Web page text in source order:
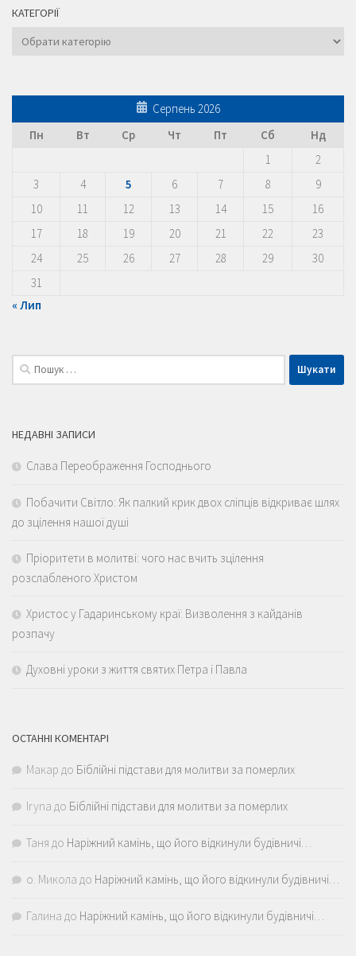
КАТЕГОРІЇ
Категорії
Серпень 2026
Пн
Вт Ср Чт Пт Сб
Нд
1
2
3
4 5 6 7 8
9
10
11 12 13 14 15
16
17
18 19 20 21 22
23
24
25 26 27 28 29
30
31
« Лип
Пошук:
НЕДАВНІ ЗАПИСИ
Слава Переображення Господнього
Побачити Світло: Як палкий крик двох сліпців відкриває шлях
до зцілення нашої душі
Пріоритети в молитві: чого нас вчить зцілення
розслабленого Христом
Христос у Гадаринському краї: Визволення з кайданів
розпачу
Духовні уроки з життя святих Петра і Павла
ОСТАННІ КОМЕНТАРІ
Макар до Біблійні підстави для молитви за померлих
Iryna до Біблійні підстави для молитви за померлих
Таня до Наріжний камінь, що його відкинули будівничі…
о. Микола до Наріжний камінь, що його відкинули будівничі…
Галина до Наріжний камінь, що його відкинули будівничі…